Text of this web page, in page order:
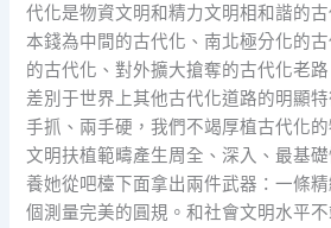
代化是物資文明和精力文明相和諧的
本錢為中間的古代化、南北極分化的
的古代化、對外擴大搶奪的古代化老
差別于世界上其他古代化道路的明顯
手抓、兩手硬，我們不竭厚植古代化
文明扶植範疇產生周全、深入、最基
養她從吧檯下面拿出兩件武器：一條
個測量完美的圓規。和社會文明水平